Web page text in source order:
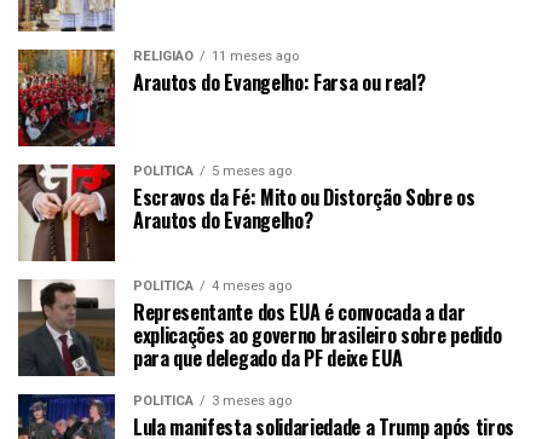
RELIGIÃO 11 meses ago
Arautos do Evangelho: Farsa ou real?
POLÍTICA 5 meses ago
Escravos da Fé: Mito ou Distorção Sobre os
Arautos do Evangelho?
POLÍTICA 4 meses ago
Representante dos EUA é convocada a dar
explicações ao governo brasileiro sobre pedido
para que delegado da PF deixe EUA
POLÍTICA 3 meses ago
Lula manifesta solidariedade a Trump após tiros